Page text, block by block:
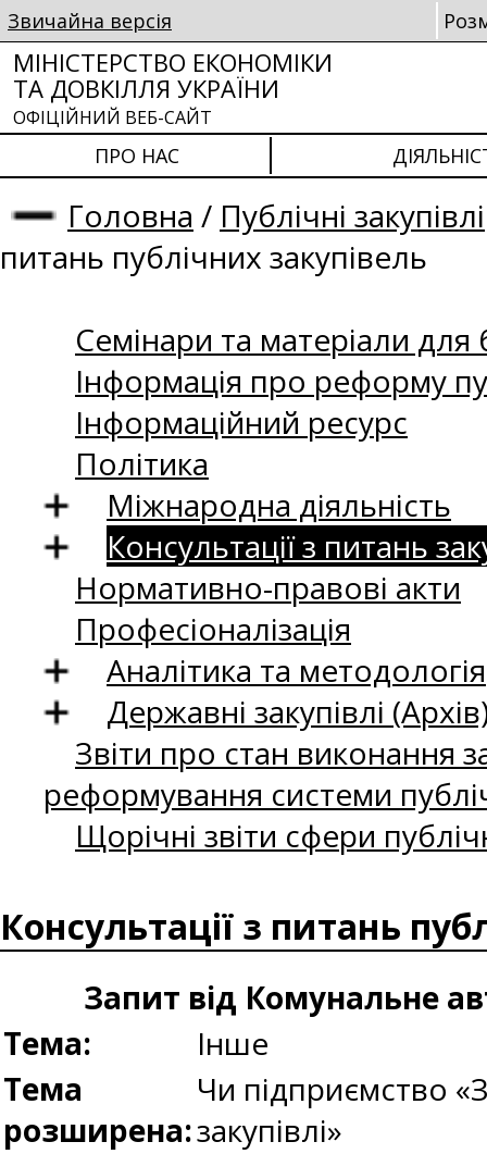
Звичайна версія
МІНІСТЕРСТВО ЕКОНОМІКИ
ТА ДОВКІЛЛЯ УКРАЇНИ
ОФІЦІЙНИЙ ВЕБ-САЙТ
ПРО НАС
Головна / Публічні закупівлі
питань публічних закупівель
Семінари та матеріали для
Інформація про реформу
Інформаційний ресурс
Політика
Міжнародна діяльність
Консультації з питань
Нормативно-правові акти
Професіоналізація
Аналітика та методологія
Державні закупівлі
Звіти про стан виконання
реформування системи
Щорічні звіти сфери
Консультації з питань
Запит від Комунальне
Тема:
Інше
Тема
розширена:
Чи підприємство
закупівлі»